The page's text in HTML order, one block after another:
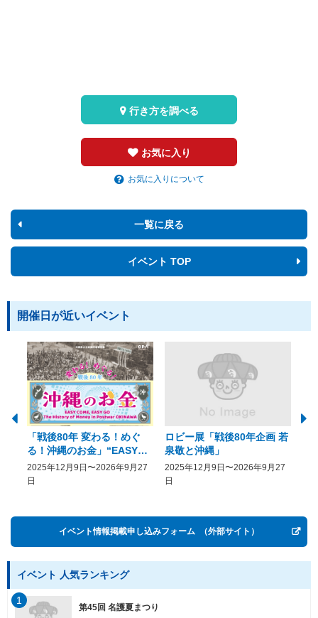
お気に入り
お気に入りについて
行き方を調べる
一覧に戻る
イベント TOP
開催日が近いイベント
「戦後80年 変わる！めぐ
る！沖縄のお金」“EASY
COME, EASY GO － The
History of Money in
2025年12月9日〜2026年9月27
日
ロビー展「戦後80年企画 若
泉敬と沖縄」
2025年12月9日〜2026年9月27
日
イベント情報掲載申し込みフォーム （外部サイト）
イベント 人気ランキング
第45回 名護夏まつり
1